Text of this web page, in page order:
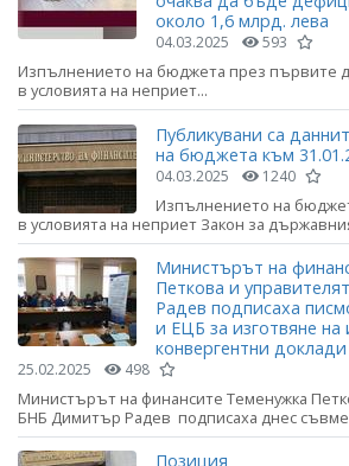
около 1,6 млрд. лева
04.03.2025 593
Изпълнението на бюджета през първите
в условията на неприет...
Публикувани са
на бюджета към
04.03.2025 1240
Изпълнението на
в условията на неприет Закон за
Министърът на
Петкова и
Радев подписаха
и ЕЦБ за изготвяне на
конвергентни доклади
25.02.2025 498
Министърът на финансите Теменужка
БНБ Димитър Радев подписаха днес
Позиция